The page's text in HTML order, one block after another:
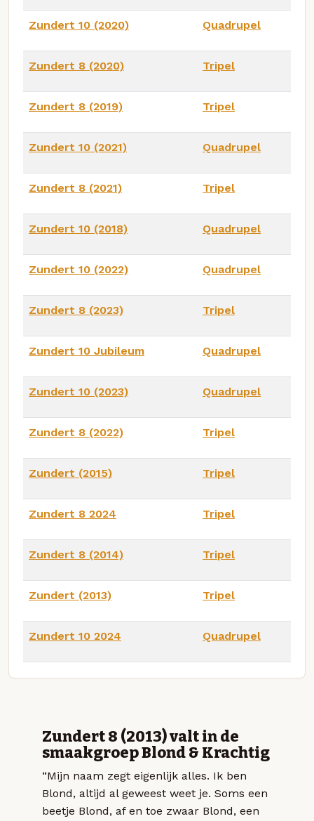
Zundert 10 (2020) Quadrupel
Zundert 8 (2020) Tripel
Zundert 8 (2019) Tripel
Zundert 10 (2021) Quadrupel
Zundert 8 (2021) Tripel
Zundert 10 (2018) Quadrupel
Zundert 10 (2022) Quadrupel
Zundert 8 (2023) Tripel
Zundert 10 Jubileum Quadrupel
Zundert 10 (2023) Quadrupel
Zundert 8 (2022) Tripel
Zundert (2015) Tripel
Zundert 8 2024 Tripel
Zundert 8 (2014) Tripel
Zundert (2013) Tripel
Zundert 10 2024 Quadrupel
Zundert 8 (2013) valt in de
smaakgroep Blond & Krachtig
“Mijn naam zegt eigenlijk alles. Ik ben
Blond, altijd al geweest weet je. Soms een
beetje Blond, af en toe zwaar Blond, een